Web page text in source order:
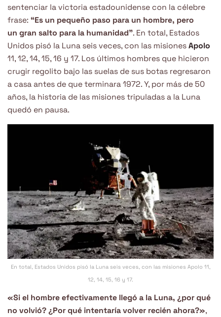
sentenciar la victoria estadounidense con la célebre
frase: “Es un pequeño paso para un hombre, pero
un gran salto para la humanidad”. En total, Estados
Unidos pisó la Luna seis veces, con las misionesApolo
11, 12, 14, 15, 16 y 17. Los últimos hombres que hicieron
crugir regolito bajo las suelas de sus botas regresaron
a casa antes de que terminara 1972. Y, por más de 50
años, la historia de las misiones tripuladas a la Luna
quedó en pausa.
En total, Estados Unidos pisó la Luna seis veces, con las misiones Apolo 11,
12, 14, 15, 16 y 17.
«Si el hombre efectivamente llegó a la Luna, ¿por qué
no volvió? ¿Por qué intentaría volver recién ahora?»,